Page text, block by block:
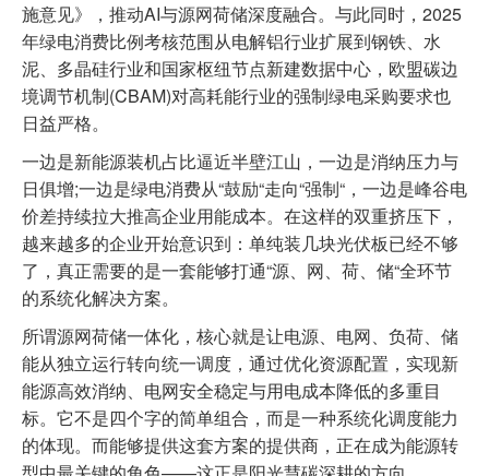
施意见》，推动AI与源网荷储深度融合。与此同时，2025
年绿电消费比例考核范围从电解铝行业扩展到钢铁、水
泥、多晶硅行业和国家枢纽节点新建数据中心，欧盟碳边
境调节机制(CBAM)对高耗能行业的强制绿电采购要求也
日益严格。
一边是新能源装机占比逼近半壁江山，一边是消纳压力与
日俱增;一边是绿电消费从“鼓励“走向“强制“，一边是峰谷电
价差持续拉大推高企业用能成本。在这样的双重挤压下，
越来越多的企业开始意识到：单纯装几块光伏板已经不够
了，真正需要的是一套能够打通“源、网、荷、储“全环节
的系统化解决方案。
所谓源网荷储一体化，核心就是让电源、电网、负荷、储
能从独立运行转向统一调度，通过优化资源配置，实现新
能源高效消纳、电网安全稳定与用电成本降低的多重目
标。它不是四个字的简单组合，而是一种系统化调度能力
的体现。而能够提供这套方案的提供商，正在成为能源转